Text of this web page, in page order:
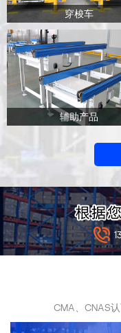
穿梭车
辅助产品
CMA、CNAS